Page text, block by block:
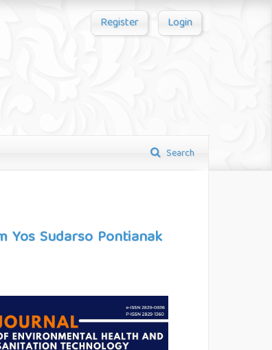
Search
Register Login
Yos Sudarso Pontianak